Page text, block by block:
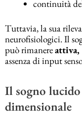
continuità
Tuttavia, la sua
neurofisiologici. Il
può rimanereattiva,
assenza di input
Il sogno lucido
dimensionale